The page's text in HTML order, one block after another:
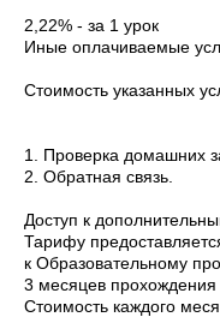
2,22% - за 1 урок
Иные оплачиваемые
Стоимость указанных
1. Проверка домашних
2. Обратная связь.
Доступ к
Тарифу
к Образовательному
3 месяцев прохождения
Стоимость каждого